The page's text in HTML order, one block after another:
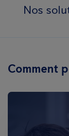
Nos
Comment